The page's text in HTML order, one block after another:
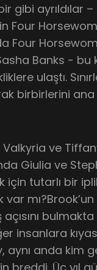
gibi ayrıldılar –
Four
Four
Banks - bu
ulaştı.
birbirlerini
Valkyria ve
Giulia ve
için tutarlı bir
mı?Brook’un
insanlara
aynı anda kim